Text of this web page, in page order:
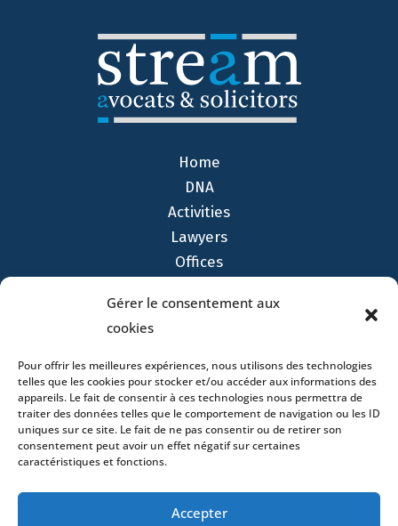
Gérer le consentement aux
cookies
Pour offrir les meilleures expériences, nous utilisons des technologies
telles que les cookies pour stocker et/ou accéder aux informations des
appareils. Le fait de consentir à ces technologies nous permettra de
traiter des données telles que le comportement de navigation ou les ID
uniques sur ce site. Le fait de ne pas consentir ou de retirer son
consentement peut avoir un effet négatif sur certaines
caractéristiques et fonctions.
Accepter
Home
DNA
Activities
Lawyers
Offices
Contact
- 4 square Édouard VII – 75009 Paris – France –
+33 (0)1 53 76 91 00
- 15 quai Lamandé –
76600 Le Havre – France –
+33 (0)4 86 68 49 14
- 148 rue Sainte-
Catherine – 33000 Bordeaux – France -